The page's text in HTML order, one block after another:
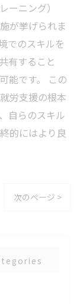
ーニング）
が挙げられま
でのスキルを
有すること
能です。 この
労支援の根本
自らのスキル
的にはより良
次のページ >